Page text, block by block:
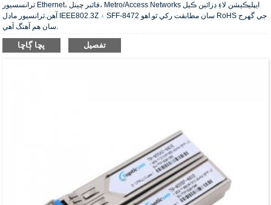
ٽرانسسيور Ethernet، فائبر چينل، Metro/Access Networks ايپليڪيشن لاءِ ڊزائين ڪيل
آهن.ٽرانسيور ماڊل IEEE802.3Z ۽ SFF-8472 سان مطابقت رکي ٿو.اهو RoHS جي گهرج
سان هم آهنگ آهي.
پڇا ڳاڇا تفصيل